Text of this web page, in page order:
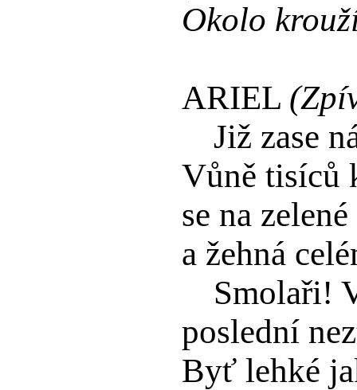
Okolo
ARIEL
Již zase
Vůně tisíců
se na
a žehná
Smolaři!
poslední
Byť lehké